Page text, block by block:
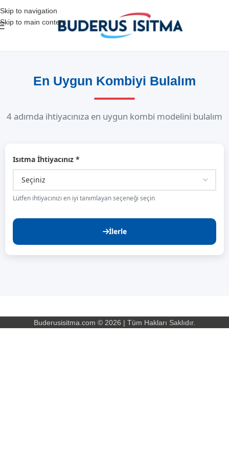
Skip to navigation
Skip to main content
En Uygun Kombiyi Bulalım
4 adımda ihtiyacınıza en uygun kombi modelini bulalım
Isıtma İhtiyacınız *
Lütfen ihtiyacınızı en iyi tanımlayan seçeneği seçin
İlerle
Buderusisitma.com © 2026 | Tüm Hakları Saklıdır.